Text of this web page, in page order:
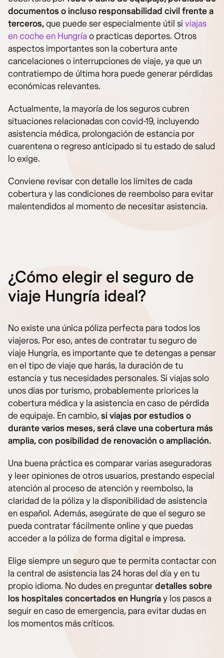
documentos o incluso responsabilidad civil frente a
terceros,que puede ser especialmente útil si viajas
en coche en Hungría o practicas deportes. Otros
aspectos importantes son la cobertura ante
cancelaciones o interrupciones de viaje, ya que un
contratiempo de última hora puede generar pérdidas
económicas relevantes.
Actualmente, la mayoría de los seguros cubren
situaciones relacionadas con covid-19, incluyendo
asistencia médica, prolongación de estancia por
cuarentena o regreso anticipado si tu estado de salud
lo exige.
Conviene revisar con detalle los límites de cada
cobertura y las condiciones de reembolso para evitar
malentendidos al momento de necesitar asistencia.
¿Cómo elegir el seguro de
viaje Hungría ideal?
No existe una única póliza perfecta para todos los
viajeros. Por eso, antes de contratar tu seguro de
viaje Hungría, es importante que te detengas a pensar
en el tipo de viaje que harás, la duración de tu
estancia y tus necesidades personales. Si viajas solo
unos días por turismo, probablemente priorices la
cobertura médica y la asistencia en caso de pérdida
de equipaje. En cambio,si viajas por estudios o
durante varios meses, será clave una cobertura más
amplia, con posibilidad de renovación o ampliación.
Una buena práctica es comparar varias aseguradoras
y leer opiniones de otros usuarios, prestando especial
atención al proceso de atención y reembolso, la
claridad de la póliza y la disponibilidad de asistencia
en español. Además, asegúrate de que el seguro se
pueda contratar fácilmente online y que puedas
acceder a la póliza de forma digital e impresa.
Elige siempre un seguro que te permita contactar con
la central de asistencia las 24 horas del día y en tu
propio idioma. No dudes en preguntardetalles sobre
los hospitales concertados en Hungríay los pasos a
seguir en caso de emergencia, para evitar dudas en
los momentos más críticos.